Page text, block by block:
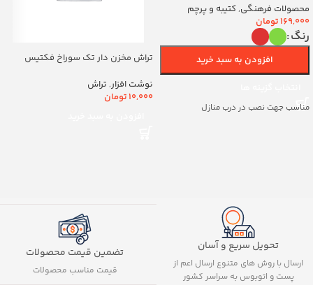
(700263)vمحصولات فرهنگی, کتیبه و پرچم
169,000تومان
رنگ
افزودن به سبد خرید
مناسب جهت نصب در درب منازل
تراش مخزن دار تک سوراخ فکتیس
نوشت افزار, تراش
10,000تومان
تحویل سریع و آسان
ارسال با روش های متنوع ارسال اعم از
پست و اتوبوس به سراسر کشور
تضمین قیمت محصولات
قیمت مناسب محصولات